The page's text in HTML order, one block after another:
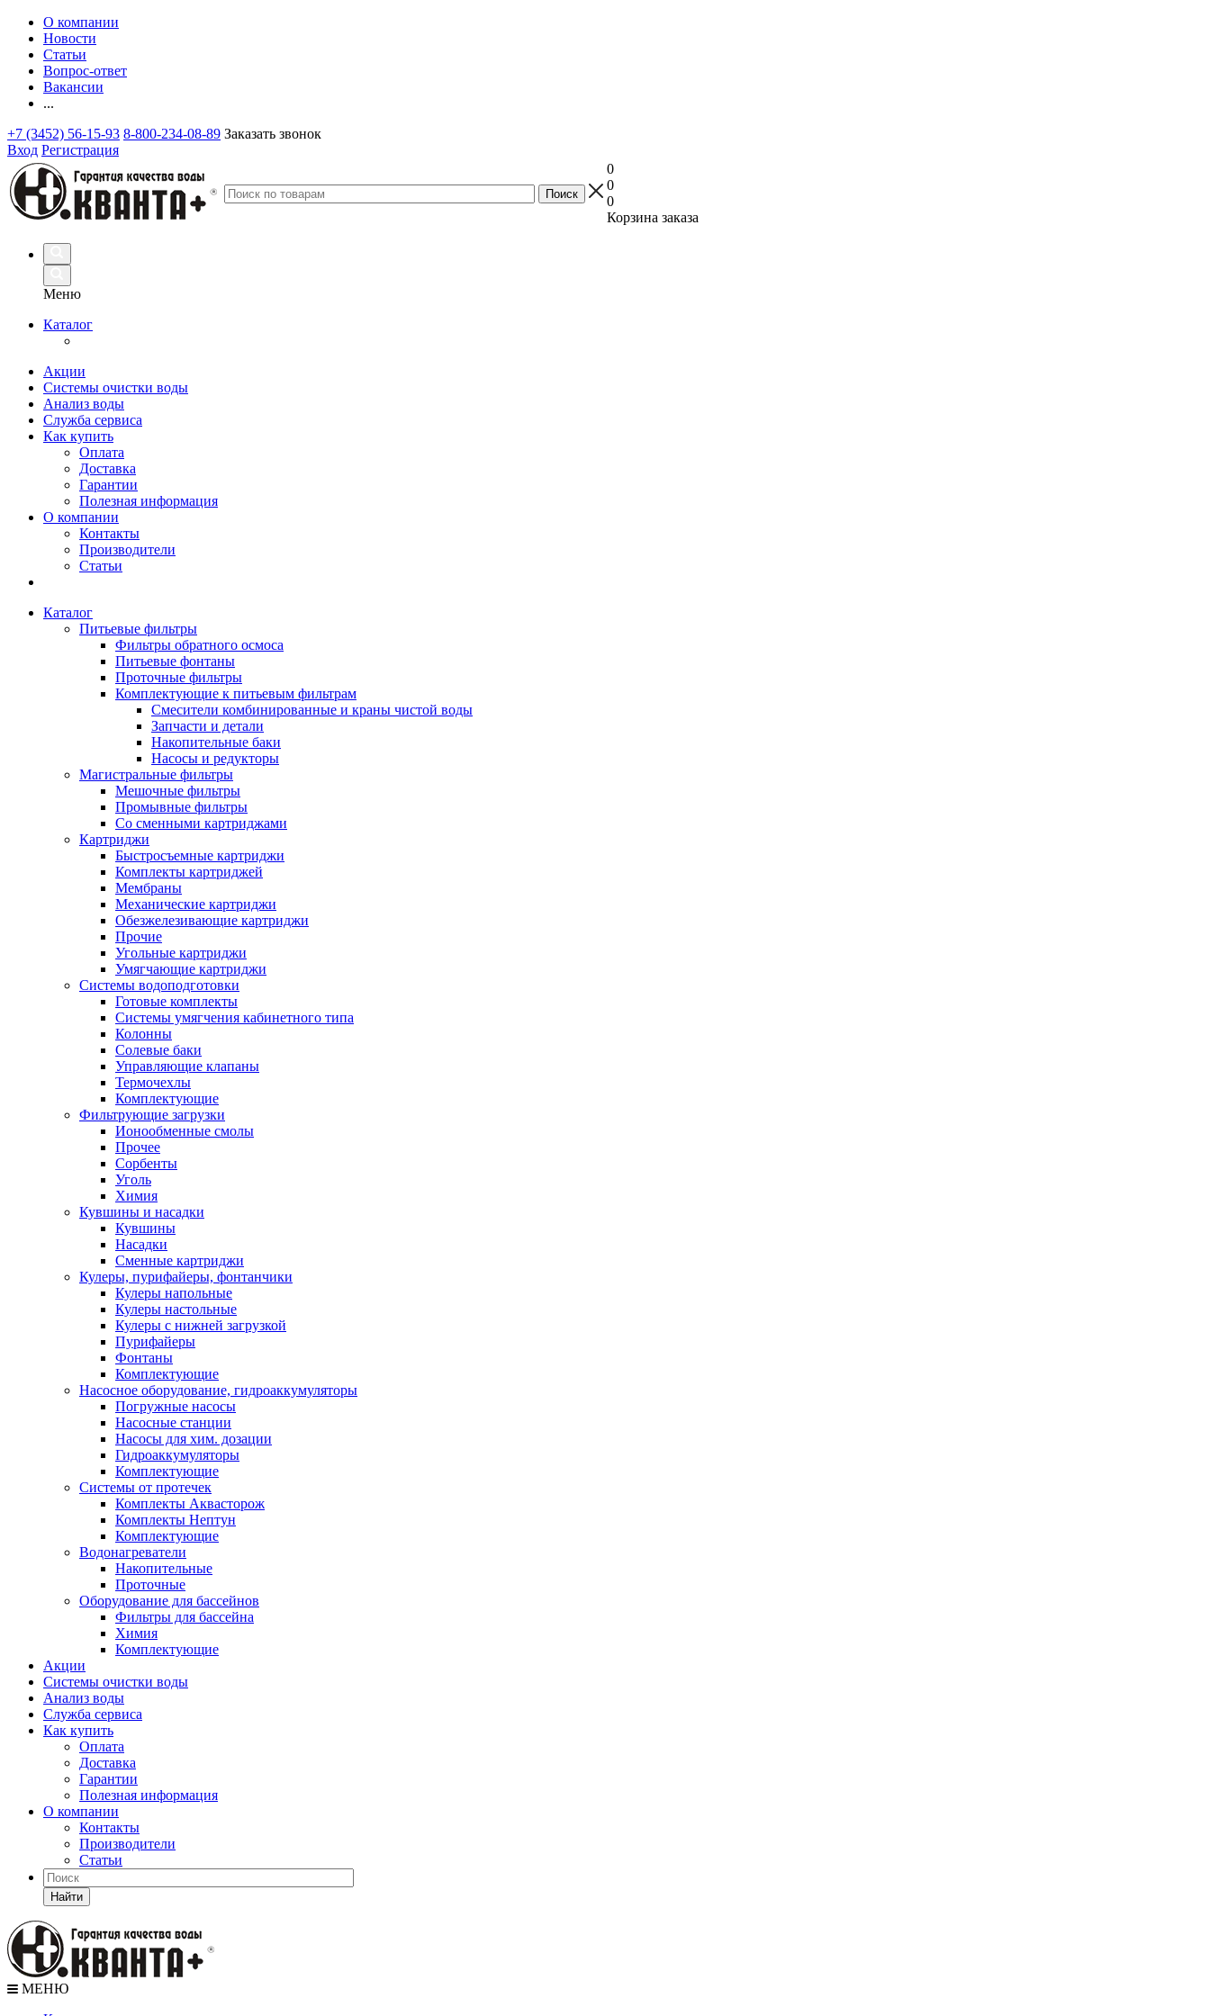
О компании
Новости
Статьи
Вопрос-ответ
Вакансии
...
+7 (3452) 56-15-93 8-800-234-08-89 Заказать звонок
Вход Регистрация
0
0
0
Корзина заказа
Меню
Каталог
Акции
Системы очистки воды
Анализ воды
Служба сервиса
Как купить
Оплата
Доставка
Гарантии
Полезная информация
О компании
Контакты
Производители
Статьи
Каталог
Питьевые фильтры
Фильтры обратного осмоса
Питьевые фонтаны
Проточные фильтры
Комплектующие к питьевым фильтрам
Смесители комбинированные и краны чистой воды
Запчасти и детали
Накопительные баки
Насосы и редукторы
Магистральные фильтры
Мешочные фильтры
Промывные фильтры
Со сменными картриджами
Картриджи
Быстросъемные картриджи
Комплекты картриджей
Мембраны
Механические картриджи
Обезжелезивающие картриджи
Прочие
Угольные картриджи
Умягчающие картриджи
Системы водоподготовки
Готовые комплекты
Системы умягчения кабинетного типа
Колонны
Солевые баки
Управляющие клапаны
Термочехлы
Комплектующие
Фильтрующие загрузки
Ионообменные смолы
Прочее
Сорбенты
Уголь
Химия
Кувшины и насадки
Кувшины
Насадки
Сменные картриджи
Кулеры, пурифайеры, фонтанчики
Кулеры напольные
Кулеры настольные
Кулеры с нижней загрузкой
Пурифайеры
Фонтаны
Комплектующие
Насосное оборудование, гидроаккумуляторы
Погружные насосы
Насосные станции
Насосы для хим. дозации
Гидроаккумуляторы
Комплектующие
Системы от протечек
Комплекты Аквасторож
Комплекты Нептун
Комплектующие
Водонагреватели
Накопительные
Проточные
Оборудование для бассейнов
Фильтры для бассейна
Химия
Комплектующие
Акции
Системы очистки воды
Анализ воды
Служба сервиса
Как купить
Оплата
Доставка
Гарантии
Полезная информация
О компании
Контакты
Производители
Статьи
Найти
МЕНЮ